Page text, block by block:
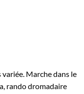
Marche dans le
rando dromadaire